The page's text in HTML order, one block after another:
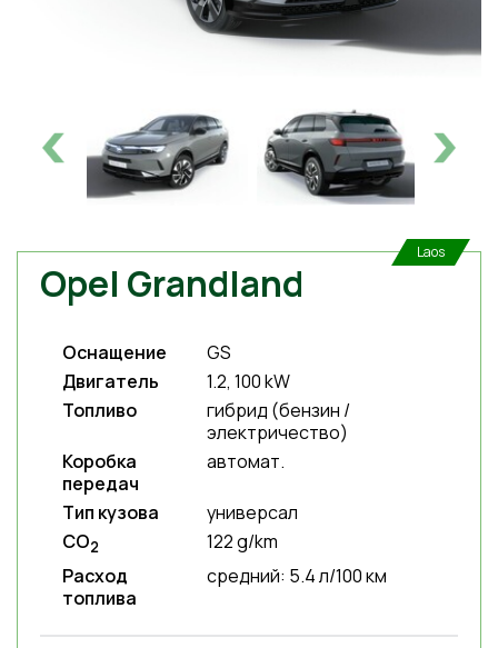
Opel Grandland
Laos
Оснащение
GS
Двигатель
1.2, 100 kW
Топливо
гибрид (бензин /
электричество)
Коробка
передач
автомат.
Тип кузова
универсал
CO2
122 g/km
Расход
топлива
средний: 5.4 л/100 км